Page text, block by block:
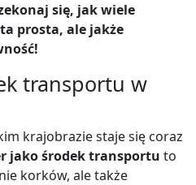
się, jak wiele
prosta, ale jakże
transportu w
krajobrazie staje się coraz
jako środek transportu to
korków, ale także